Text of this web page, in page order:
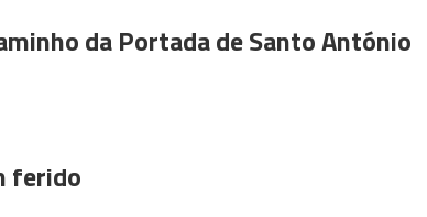
da Portada de Santo António
ferido